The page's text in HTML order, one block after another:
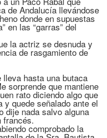
de Andalucía llevándose
donde en supuestas
en las “garras” del
la actriz se desnuda y
de rasgamiento de
hasta una butaca
sorprende que mantiene
rato diciendo algo que
quede señalado ante el
dije nada salvo alguna
francés.
comprobado la